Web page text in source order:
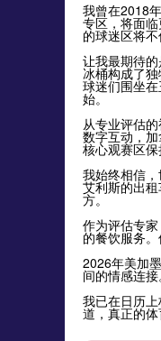
我曾在2018
专区，将面
的球迷区将
让我最期待
冰桶构成了
球迷们围坐
始。
从专业评估
数字互动，
核心观赛区
我始终相信
艾利斯的出
方。
作为评估专
的餐饮服务
2026年美加
间的情感连
我已在日历
道，真正的